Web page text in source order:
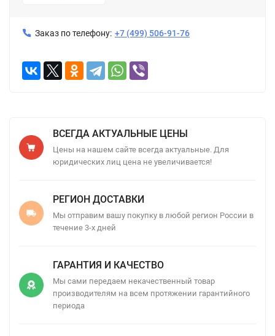
Заказ по телефону: +7 (499) 506-91-76
ВСЕГДА АКТУАЛЬНЫЕ ЦЕНЫ
Цены на нашем сайте всегда актуальные. Для
юридических лиц цена не увеличивается!
РЕГИОН ДОСТАВКИ
Мы отправим вашу покупку в любой регион России в
течение 3-х дней
ГАРАНТИЯ И КАЧЕСТВО
Мы сами передаем некачественный товар
производителям на всем протяжении гарантийного
периода